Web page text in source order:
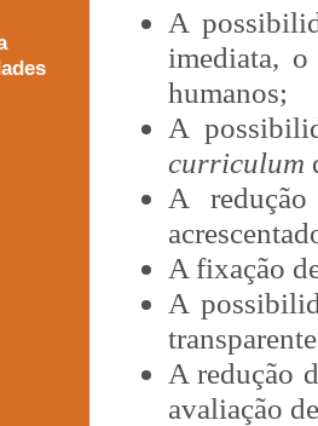
A
imediata, o
humanos;
A
curriculum
A
A fixação
A
A redução
avaliação